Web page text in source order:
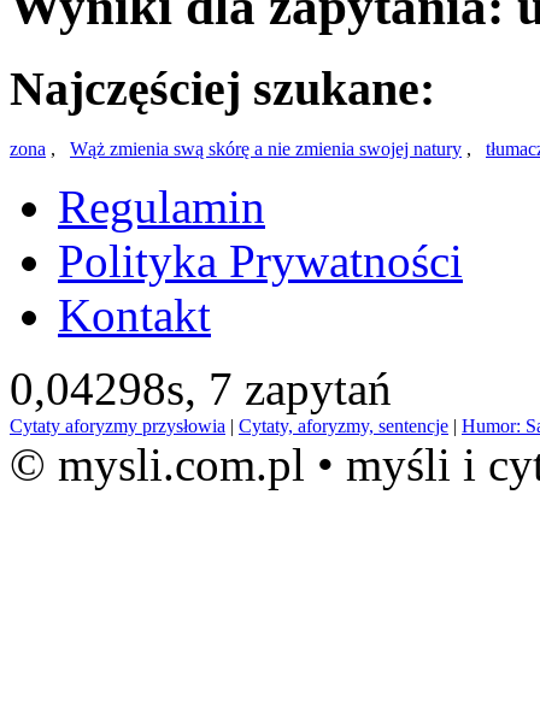
Najczęściej szukane:
zona , Wąż zmienia swą skórę a nie zmienia swojej natury ,
Regulamin
Polityka Prywatności
Kontakt
0,04298s, 7 zapytań
Cytaty aforyzmy przysłowia | Cytaty, aforyzmy, sentencje | Humor:
© mysli.com.pl • myśli i